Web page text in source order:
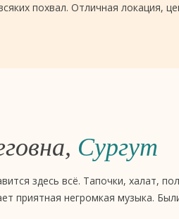
похвал. Отличная локация,
Сургут
здесь всё. Тапочки, халат,
приятная негромкая музыка.